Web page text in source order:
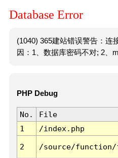
Database Error
(1040) 365建站错误警告：连
因：1、数据库密码不对; 2、
PHP Debug
No. File
1
/index.php
2 /source/function/